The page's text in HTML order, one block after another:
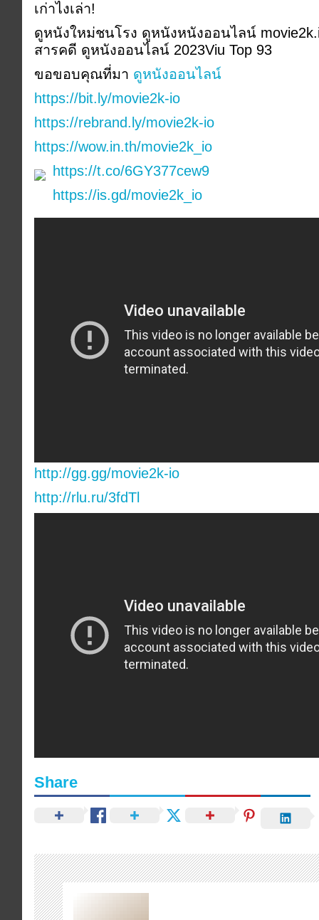
เก่าไงเล่า!
ดูหนังใหม่ชนโรง ดูหนังหนังออนไลน์
สารคดี ดูหนังออนไลน์ 2023Viu Top 93
ขอขอบคุณที่มา ดูหนังออนไลน์
https://bit.ly/movie2k-io
https://rebrand.ly/movie2k-io
https://wow.in.th/movie2k_io
https://t.co/6GY377cew9
https://is.gd/movie2k_io
http://gg.gg/movie2k-io
http://rlu.ru/3fdTl
Share